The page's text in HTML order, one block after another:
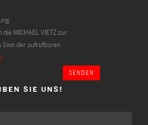
MICHAEL VIETZ zur
Sinn der aufrufbaren
.
SENDEN
SIE UNS!